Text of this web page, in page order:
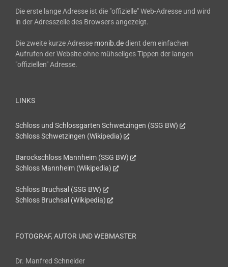
Die erste lange Adresse ist die "offizielle" Web-Adresse und wird
in der Adresszeile des Browsers angezeigt.
Die zweite kurze Adresse monib.dedient dem einfachen
Aufrufen der Website ohne mühseliges Tippen der langen
"offiziellen" Adresse.
LINKS
Schloss und Schlossgarten Schwetzingen (SSG BW)
Schloss Schwetzingen (Wikipedia)
Barockschloss Mannheim (SSG BW)
Schloss Mannheim (Wikipedia)
Schloss Bruchsal (SSG BW)
Schloss Bruchsal (Wikipedia)
FOTOGRAF, AUTOR UND WEBMASTER
Dr. Manfred Schneider